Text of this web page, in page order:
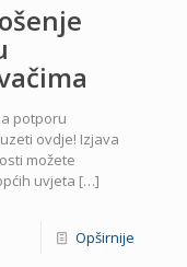
potporu
ovdje! Izjava
možete
uvjeta […]
Opširnije